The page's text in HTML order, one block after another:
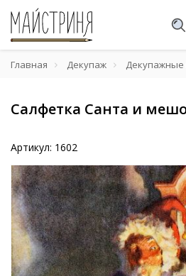
Главная Декупаж Декупажные
Салфетка Санта и
Артикул: 1602